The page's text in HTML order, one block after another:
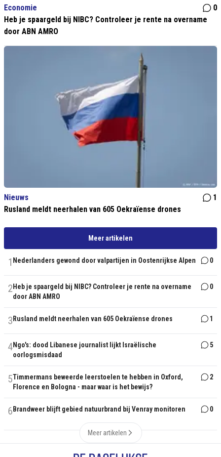
Economie
0
Heb je spaargeld bij NIBC? Controleer je rente na overname
door ABN AMRO
Nieuws
1
Rusland meldt neerhalen van 605 Oekraïense drones
Meer artikelen
1 Nederlanders gewond door valpartijen in Oostenrijkse Alpen 0
2 Heb je spaargeld bij NIBC? Controleer je rente na overname
door ABN AMRO
0
3 Rusland meldt neerhalen van 605 Oekraïense drones 1
4Ngo's: dood Libanese journalist lijkt Israëlische
oorlogsmisdaad
5
5Timmermans beweerde leerstoelen te hebben in Oxford,
Florence en Bologna - maar waar is het bewijs?
2
6 Brandweer blijft gebied natuurbrand bij Venray monitoren 0
Meer artikelen